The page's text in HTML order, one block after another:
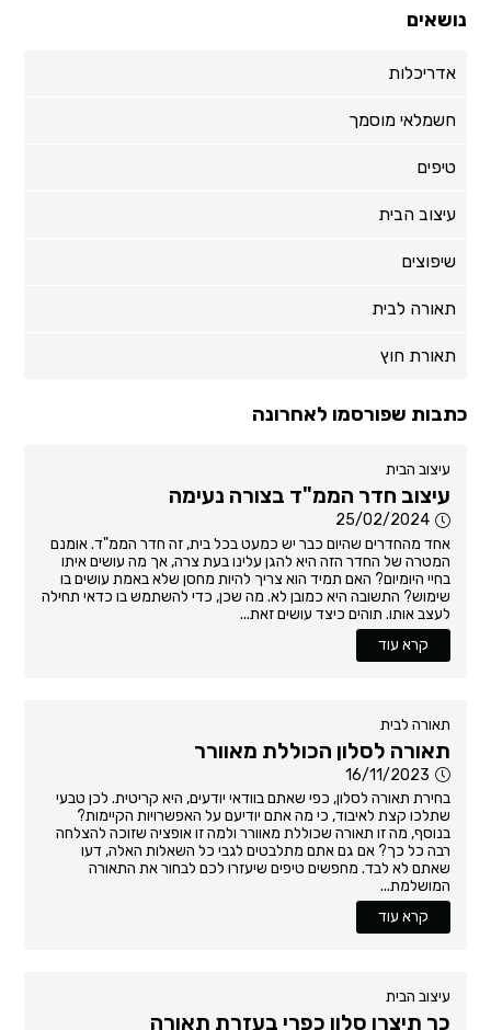
נושאים
אדריכלות
חשמלאי מוסמך
טיפים
עיצוב הבית
שיפוצים
תאורה לבית
תאורת חוץ
כתבות שפורסמו לאחרונה
עיצוב הבית
עיצוב חדר הממ"ד בצורה נעימה
25/02/2024
אחד מהחדרים שהיום כבר יש כמעט בכל בית, זה חדר הממ"ד. אומנם
המטרה של החדר הזה היא להגן עלינו בעת צרה, אך מה עושים איתו
בחיי היומיום? האם תמיד הוא צריך להיות מחסן שלא באמת עושים בו
שימוש? התשובה היא כמובן לא. מה שכן, כדי להשתמש בו כדאי תחילה
לעצב אותו. תוהים כיצד עושים זאת...
קרא עוד
תאורה לבית
תאורה לסלון הכוללת מאוורר
16/11/2023
בחירת תאורה לסלון, כפי שאתם בוודאי יודעים, היא קריטית. לכן טבעי
שתלכו קצת לאיבוד, כי מה אתם יודיעם על האפשרויות הקיימות?
בנוסף, מה זו תאורה שכוללת מאוורר ולמה זו אופציה שזוכה להצלחה
רבה כל כך? אם גם אתם מתלבטים לגבי כל השאלות האלה, דעו
שאתם לא לבד. מחפשים טיפים שיעזרו לכם לבחור את התאורה
המושלמת...
קרא עוד
עיצוב הבית
כך תיצרו סלון כפרי בעזרת תאורה